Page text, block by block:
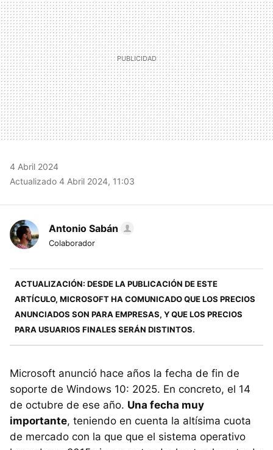
4 Abril 2024
Actualizado 4 Abril 2024, 11:03
Antonio Sabán
Colaborador
ACTUALIZACIÓN: DESDE LA PUBLICACIÓN DE ESTE
ARTÍCULO, MICROSOFT HA COMUNICADO QUE LOS PRECIOS
ANUNCIADOS SON PARA EMPRESAS, Y QUE LOS PRECIOS
PARA USUARIOS FINALES SERÁN DISTINTOS.
Microsoft anunció hace años la fecha de fin de
soporte de Windows 10: 2025. En concreto, el 14
de octubre de ese año. Una fecha muy
importante, teniendo en cuenta la altísima cuota
de mercado con la que que el sistema operativo